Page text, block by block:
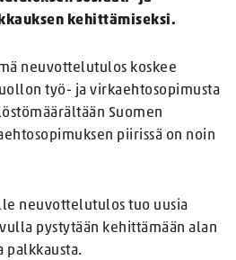
kehittämiseksi.
neuvottelutulos koskee
työ- ja virkaehtosopimusta
Suomen
piirissä on noin
neuvottelutulos tuo uusia
pystytään kehittämään alan
palkkausta.